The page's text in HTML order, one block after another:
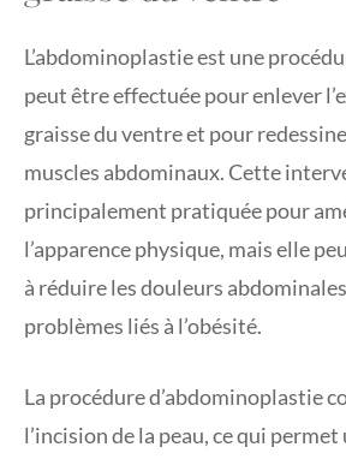
L’abdominoplastie est une
peut être effectuée pour enlever
graisse du ventre et pour
muscles abdominaux. Cette
principalement pratiquée pour
l’apparence physique, mais elle
à réduire les douleurs
problèmes liés à l’obésité.
La procédure d’abdominoplastie
l’incision de la peau, ce qui